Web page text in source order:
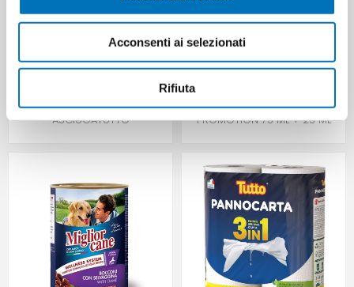
Acconsenti ai selezionati
Rifiuta
REGINA DI CUORI X 3 ROTOLI
ASCIUGATUTTO
MENTADENT P TOOTHPASTE
PROMOTION 75 ML + 25 ML